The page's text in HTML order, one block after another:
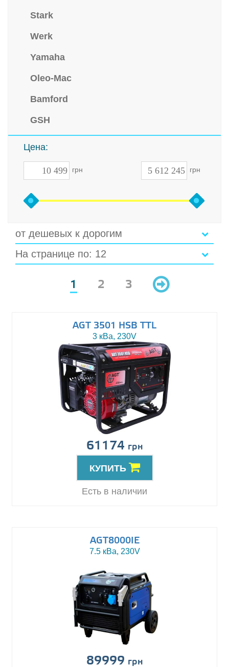
Stark
Werk
Yamaha
Oleo-Mac
Bamford
GSH
Цена:
грн грн
от дешевых к дорогим
На странице по: 12
1 2 3
AGT 3501 HSB TTL
3 кВа, 230V
61174 грн
КУПИТЬ
Есть в наличии
AGT8000IE
7.5 кВа, 230V
89999 грн